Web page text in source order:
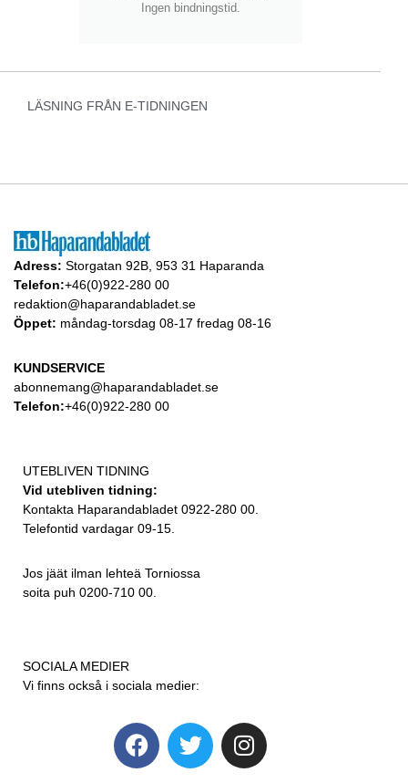
Ingen bindningstid.
LÄSNING FRÅN E-TIDNINGEN
Adress: Storgatan 92B, 953 31 Haparanda
Telefon:+46(0)922-280 00
redaktion@haparandabladet.se
Öppet: måndag-torsdag 08-17 fredag 08-16
KUNDSERVICE
abonnemang@haparandabladet.se
Telefon:+46(0)922-280 00
UTEBLIVEN TIDNING
Vid utebliven tidning:
Kontakta Haparandabladet 0922-280 00.
Telefontid vardagar 09-15.
Jos jäät ilman lehteä Torniossa
soita puh 0200-710 00.
SOCIALA MEDIER
Vi finns också i sociala medier: